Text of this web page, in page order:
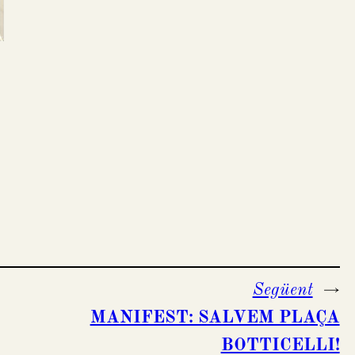
Següent
→
MANIFEST: SALVEM PLAÇA
BOTTICELLI!